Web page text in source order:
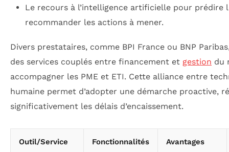
Le recours à l’intelligence artificielle pour prédire
recommander les actions à mener.
Divers prestataires, comme BPI France ou BNP
des services couplés entre financement et gestion du
accompagner les PME et ETI. Cette alliance entre
humaine permet d’adopter une démarche proactive,
significativement les délais d’encaissement.
Outil/Service Fonctionnalités Avantages